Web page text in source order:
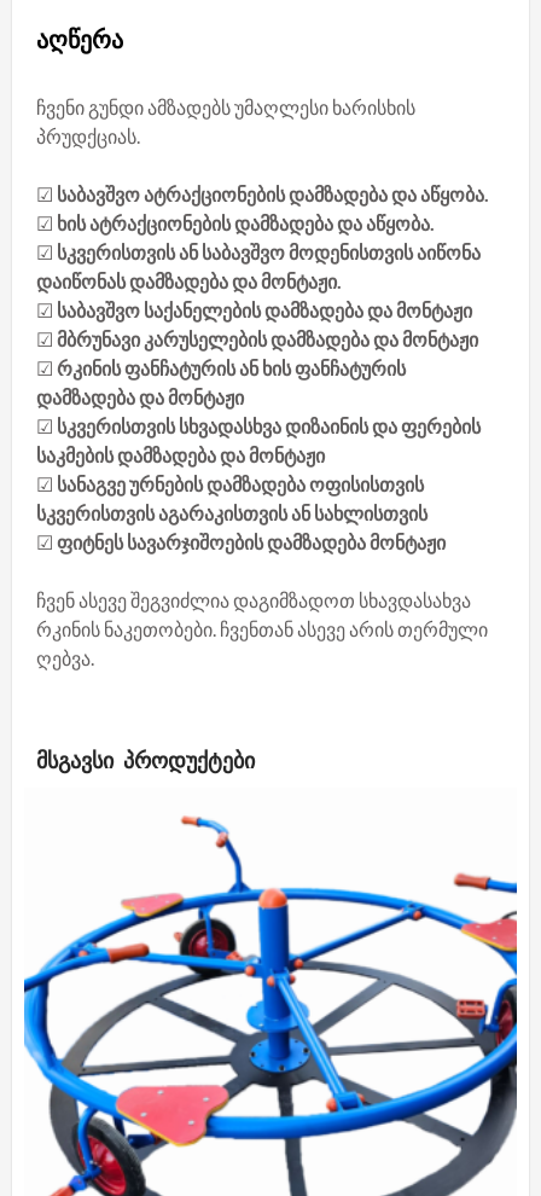
აღწერა
ჩვენი გუნდი ამზადებს უმაღლესი ხარისხის
პრუდქციას.
☑ საბავშვო ატრაქციონების დამზადება და აწყობა.
☑ ხის ატრაქციონების დამზადება და აწყობა.
☑ სკვერისთვის ან საბავშვო მოდენისთვის აიწონა
დაიწონას დამზადება და მონტაჟი.
☑ საბავშვო საქანელების დამზადება და მონტაჟი
☑ მბრუნავი კარუსელების დამზადება და მონტაჟი
☑ რკინის ფანჩატურის ან ხის ფანჩატურის
დამზადება და მონტაჟი
☑ სკვერისთვის სხვადასხვა დიზაინის და ფერების
საკმების დამზადება და მონტაჟი
☑ სანაგვე ურნების დამზადება ოფისისთვის
სკვერისთვის აგარაკისთვის ან სახლისთვის
☑ ფიტნეს სავარჯიშოების დამზადება მონტაჟი
ჩვენ ასევე შეგვიძლია დაგიმზადოთ სხავდასახვა
რკინის ნაკეთობები. ჩვენთან ასევე არის თერმული
ღებვა.
ᲛᲡᲒᲐᲕᲡᲘ ᲞᲠᲝᲓᲣᲥᲢᲔᲑᲘ